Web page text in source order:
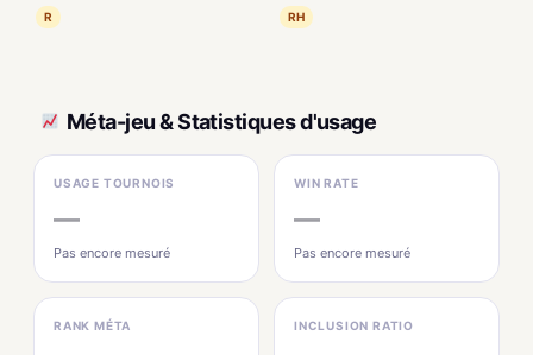
R RH
Méta-jeu & Statistiques d'usage
USAGE TOURNOIS
—
Pas encore mesuré
WIN RATE
—
Pas encore mesuré
RANK MÉTA INCLUSION RATIO